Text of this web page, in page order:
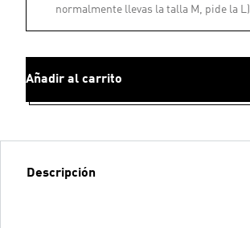
normalmente llevas la talla M, pide la L)
Añadir al carrito
Descripción